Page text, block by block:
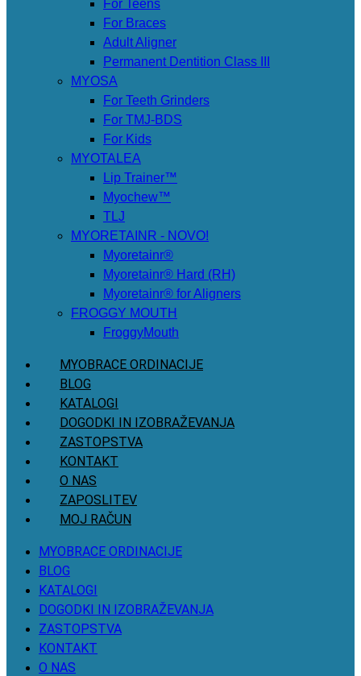
For Teens
For Braces
Adult Aligner
Permanent Dentition Class III
MYOSA
For Teeth Grinders
For TMJ-BDS
For Kids
MYOTALEA
Lip Trainer™
Myochew™
TLJ
MYORETAINR - NOVO!
Myoretainr®
Myoretainr® Hard (RH)
Myoretainr® for Aligners
FROGGY MOUTH
FroggyMouth
MYOBRACE ORDINACIJE
BLOG
KATALOGI
DOGODKI IN IZOBRAŽEVANJA
ZASTOPSTVA
KONTAKT
O NAS
ZAPOSLITEV
MOJ RAČUN
MYOBRACE ORDINACIJE
BLOG
KATALOGI
DOGODKI IN IZOBRAŽEVANJA
ZASTOPSTVA
KONTAKT
O NAS